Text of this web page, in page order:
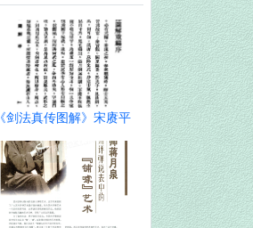
《剑法真传图解》宋赓平